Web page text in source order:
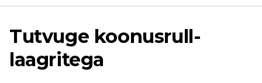
Tutvuge koonusrull-
laagritega